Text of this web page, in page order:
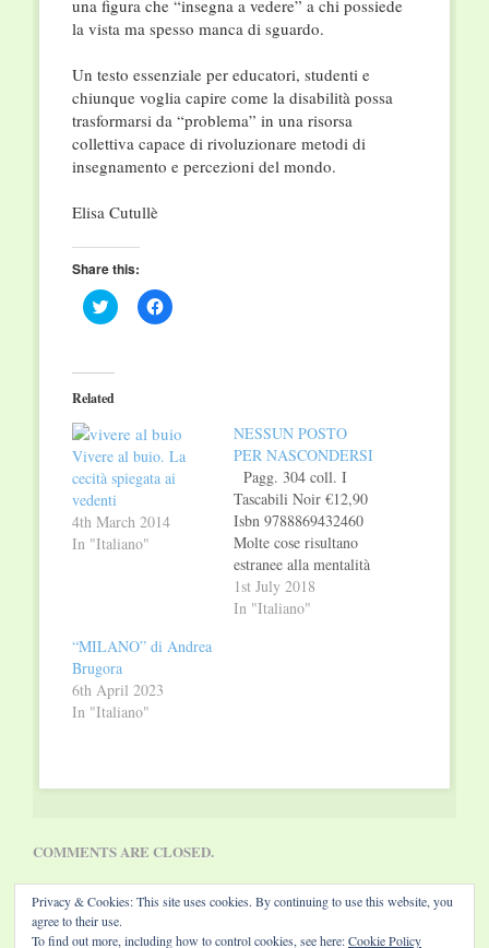
una figura che “insegna a vedere” a chi possiede
la vista ma spesso manca di sguardo.
Un testo essenziale per educatori, studenti e
chiunque voglia capire come la disabilità possa
trasformarsi da “problema” in una risorsa
collettiva capace di rivoluzionare metodi di
insegnamento e percezioni del mondo.
Elisa Cutullè
Share this:
Click
to
(Opens
in
new
Click
to
Related
Vivere al buio. La
cecità spiegata ai
vedenti
4th March 2014
In "Italiano"
NESSUN POSTO
PER NASCONDERSI
Pagg. 304 coll. I
Tascabili Noir €12,90
Isbn 9788869432460
Molte cose risultano
estranee alla mentalità
e allo spirito di una
squadra di calcio, e
1st July 2018
In "Italiano"
“MILANO” di Andrea
Brugora
6th April 2023
In "Italiano"
COMMENTS ARE CLOSED.
Privacy & Cookies: This site uses cookies. By continuing to use this website, you
agree to their use.
To find out more, including how to control cookies, see here:Cookie Policy